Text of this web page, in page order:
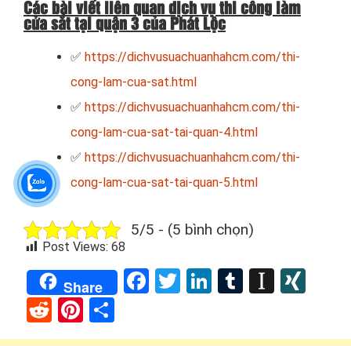
Các bài viết liên quan dịch vụ thi công làm
cửa sắt tại quận 3 của Phát Lộc
✅ https://dichvusuachuanhahcm.com/thi-
cong-lam-cua-sat.html
✅ https://dichvusuachuanhahcm.com/thi-
cong-lam-cua-sat-tai-quan-4.html
✅ https://dichvusuachuanhahcm.com/thi-
cong-lam-cua-sat-tai-quan-5.html
5/5 - (5 bình chọn)
Post Views: 68
Share Facebook
TwitterLinkedIn
Tumblr
RedditPinterest